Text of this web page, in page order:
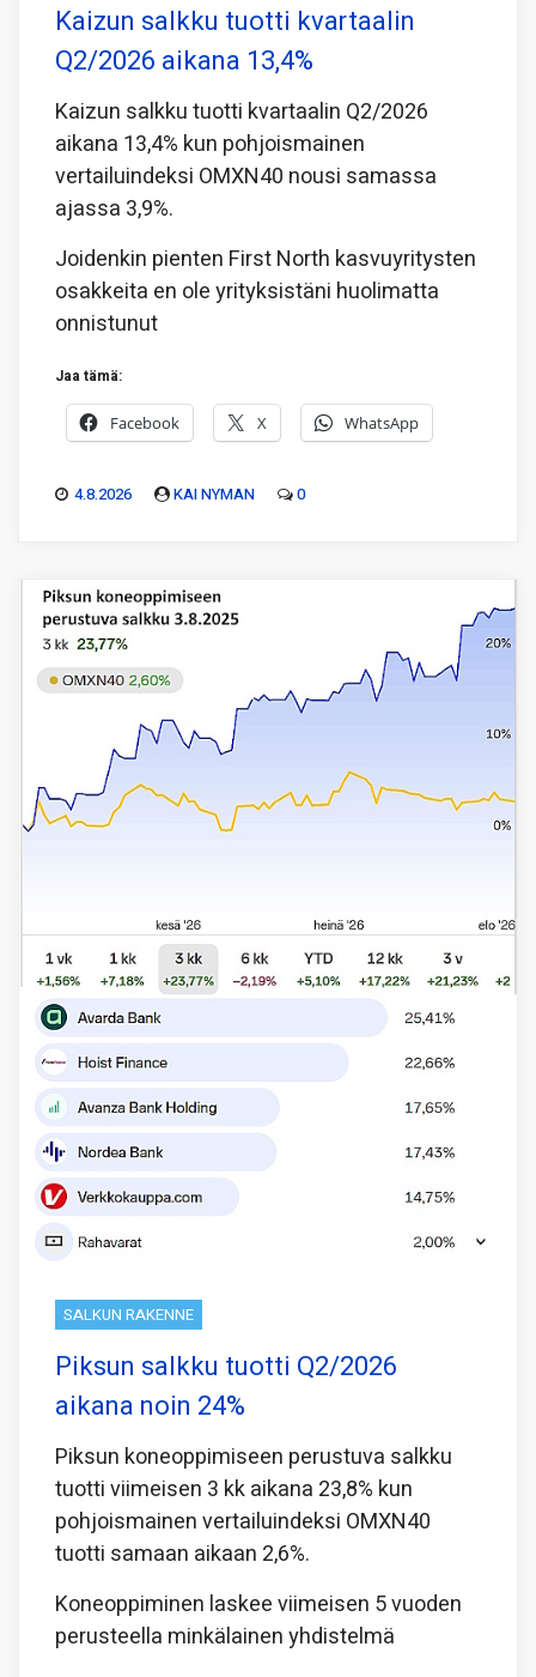
Kaizun salkku tuotti kvartaalin
Q2/2026 aikana 13,4%
Kaizun salkku tuotti kvartaalin Q2/2026
aikana 13,4% kun pohjoismainen
vertailuindeksi OMXN40 nousi samassa
ajassa 3,9%.
Joidenkin pienten First North kasvuyritysten
osakkeita en ole yrityksistäni huolimatta
onnistunut
Jaa tämä:
Facebook X WhatsApp
4.8.2026 KAI NYMAN 0
SALKUN RAKENNE
Piksun salkku tuotti Q2/2026
aikana noin 24%
Piksun koneoppimiseen perustuva salkku
tuotti viimeisen 3 kk aikana 23,8% kun
pohjoismainen vertailuindeksi OMXN40
tuotti samaan aikaan 2,6%.
Koneoppiminen laskee viimeisen 5 vuoden
perusteella minkälainen yhdistelmä